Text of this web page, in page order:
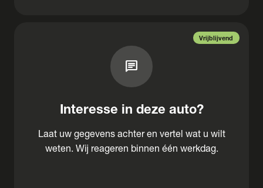
Vrijblijvend
chat
Interesse in deze auto?
Laat uw gegevens achter en vertel wat u wilt
weten. Wij reageren binnen één werkdag.